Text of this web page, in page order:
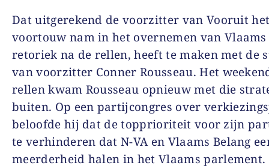
Dat uitgerekend de voorzitter van Vooruit
voortouw nam in het overnemen van Vlaams
retoriek na de rellen, heeft te maken met de
van voorzitter Conner Rousseau. Het
rellen kwam Rousseau opnieuw met die
buiten. Op een partijcongres over
beloofde hij dat de topprioriteit voor zijn
te verhinderen dat N-VA en Vlaams Belang
meerderheid halen in het Vlaams